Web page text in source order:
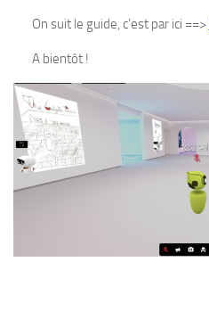
On suit le guide, c’est par ici ==>
A bientôt !